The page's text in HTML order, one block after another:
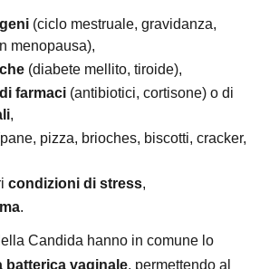
(ciclo mestruale, gravidanza,
menopausa),
(diabete mellito, tiroide),
farmaci (antibiotici, cortisone) o di
,
pizza, brioches, biscotti, cracker,
condizioni di stress,
.
Candida hanno in comune lo
batterica vaginale, permettendo al